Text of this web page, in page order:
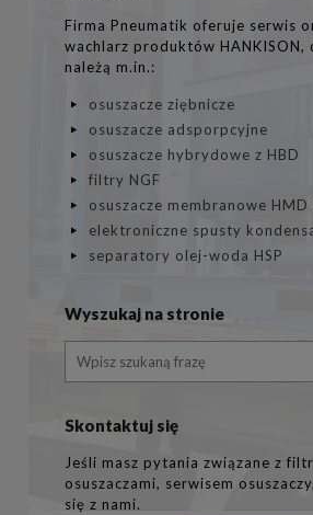
Firma Pneumatik oferuje serwis
wachlarz produktów HANKISON,
należą m.in.:
osuszacze ziębnicze
osuszacze adsporpcyjne
osuszacze hybrydowe z HBD
filtry NGF
osuszacze membranowe HMD
elektroniczne spusty
separatory olej-woda HSP
Wyszukaj na stronie
Skontaktuj się
Jeśli masz pytania związane z
osuszaczami, serwisem
się z nami.